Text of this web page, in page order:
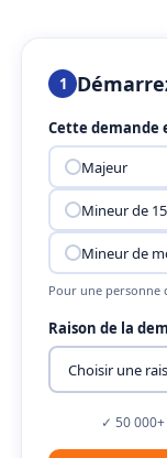
1
Cette demande
Majeur
Mineur de
Mineur de
Pour une personne
Raison de la
✓ 50